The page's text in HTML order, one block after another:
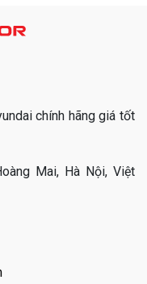
chính hãng giá tốt
Mai, Hà Nội, Việt